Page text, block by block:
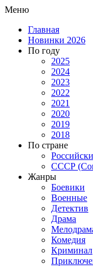
Меню
Главная
Новинки 2026
По году
2025
2024
2023
2022
2021
2020
2019
2018
По стране
СССР
Жанры
Боевики
Военные
Детектив
Драма
Комедия
Криминал